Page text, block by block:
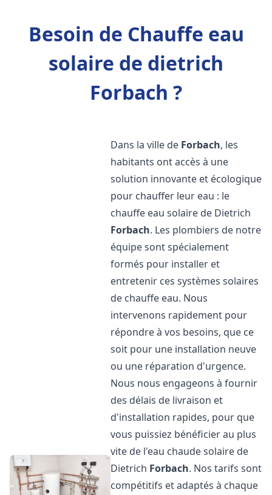
Besoin de Chauffe eau
solaire de dietrich
Forbach ?
Dans la ville de Forbach, les
habitants ont accès à une
solution innovante et écologique
pour chauffer leur eau : le
chauffe eau solaire de Dietrich
Forbach. Les plombiers de notre
équipe sont spécialement
formés pour installer et
entretenir ces systèmes solaires
de chauffe eau. Nous
intervenons rapidement pour
répondre à vos besoins, que ce
soit pour une installation neuve
ou une réparation d'urgence.
Nous nous engageons à fournir
des délais de livraison et
d'installation rapides, pour que
vous puissiez bénéficier au plus
vite de l'eau chaude solaire de
Dietrich Forbach. Nos tarifs sont
compétitifs et adaptés à chaque